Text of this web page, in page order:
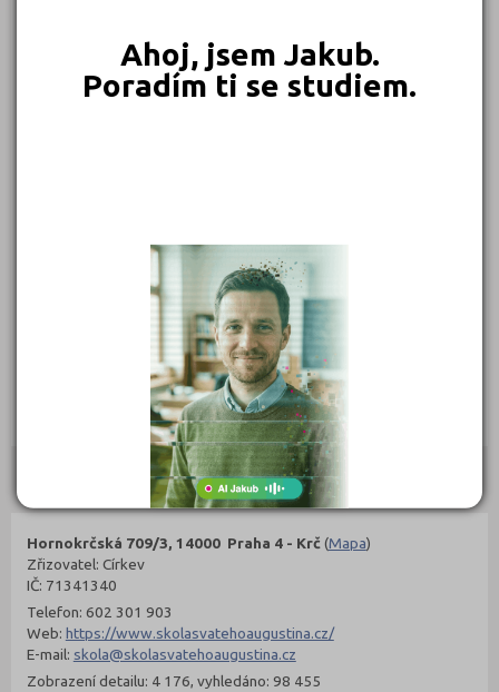
Ahoj, jsem Jakub.
Poradím ti se studiem.
299 Kč
Objednat
Hornokrčská 709/3, 14000 Praha 4 - Krč(Mapa)
Zřizovatel: Církev
IČ: 71341340
Telefon: 602 301 903
Web: https://www.skolasvatehoaugustina.cz/
E-mail: skola@skolasvatehoaugustina.cz
Zobrazení detailu: 4 176, vyhledáno: 98 455